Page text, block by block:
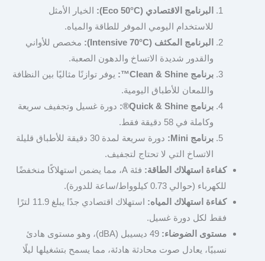
البرنامج الاقتصادي (Eco 50°C):
الخيار الأمثل
للاستخدام اليومي الموفر للطاقة والمياه.
البرنامج المكثف (Intensive 70°C):
مخصص للأواني
والقدور شديدة الاتساخ والدهون الصعبة.
برنامج Clean & Shine™:
يوفر توازنًا مثاليًا بين النظافة
واللمعان للأطباق اليومية.
برنامج Quick & Shine®:
دورة غسيل وتجفيف سريعة
وكاملة في 58 دقيقة فقط.
برنامج Mini:
دورة سريعة لمدة 30 دقيقة للأطباق قليلة
الاتساخ التي لا تحتاج لتجفيف.
كفاءة استهلاك الطاقة:
فئة A، مما يضمن استهلاكًا منخفضًا
للكهرباء (حوالي 0.73 كيلوواط/ساعة للدورة).
كفاءة استهلاك المياه:
استهلاك اقتصادي جدًا يبلغ 11.9 لترًا
فقط لكل دورة غسيل.
مستوى الضوضاء:
49 ديسيبل (dBA)، وهو مستوى هادئ
نسبيًا، يعادل صوت محادثة هادئة، مما يسمح بتشغيلها ليلًا